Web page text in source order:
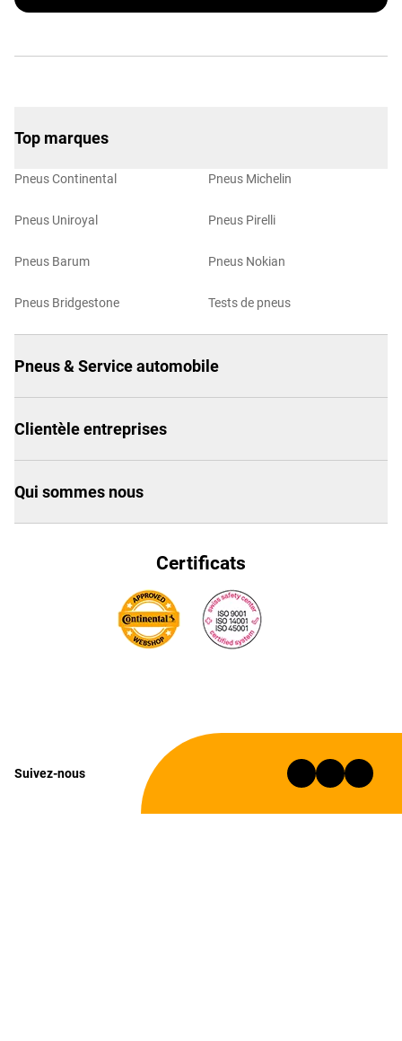
Top marques
Pneus Continental
Pneus Uniroyal
Pneus Barum
Pneus Bridgestone
Pneus Michelin
Pneus Pirelli
Pneus Nokian
Tests de pneus
Pneus & Service automobile
Clientèle entreprises
Qui sommes nous
Certificats
Suivez-nous